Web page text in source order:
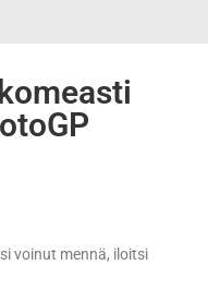
voinut mennä, iloitsi